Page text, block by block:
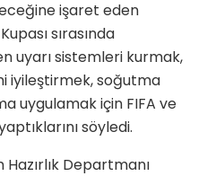
işaret eden
sırasında
uyarı sistemleri kurmak,
iyileştirmek, soğutma
uygulamak için FIFA ve
söyledi.
Hazırlık Departmanı